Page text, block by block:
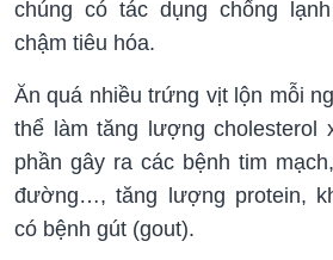
chúng có tác dụng chống
chậm tiêu hóa.
Ăn quá nhiều trứng vịt lộn mỗi
thể làm tăng lượng cholesterol
phần gây ra các bệnh tim
đường…, tăng lượng protein,
có bệnh gút (gout).